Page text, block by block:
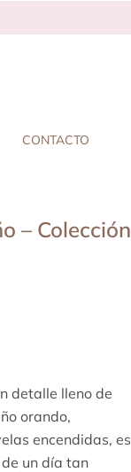
CONTACTO
– Colección
detalle lleno de
orando,
encendidas, es
un día tan